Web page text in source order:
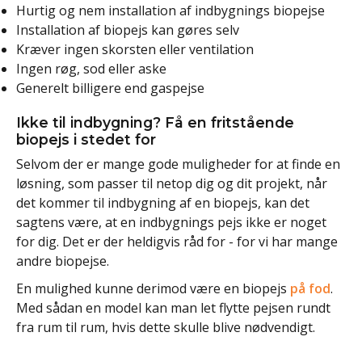
Hurtig og nem installation af indbygnings biopejse
Installation af biopejs kan gøres selv
Kræver ingen skorsten eller ventilation
Ingen røg, sod eller aske
Generelt billigere end gaspejse
Ikke til indbygning? Få en fritstående
biopejs i stedet for
Selvom der er mange gode muligheder for at finde en
løsning, som passer til netop dig og dit projekt, når
det kommer til indbygning af en biopejs, kan det
sagtens være, at en indbygnings pejs ikke er noget
for dig. Det er der heldigvis råd for - for vi har mange
andre biopejse.
En mulighed kunne derimod være en biopejs på fod.
Med sådan en model kan man let flytte pejsen rundt
fra rum til rum, hvis dette skulle blive nødvendigt.